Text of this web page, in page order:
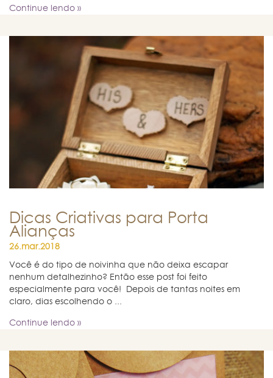
Continue lendo »
Dicas Criativas para Porta
Alianças
26.mar.2018
Você é do tipo de noivinha que não deixa escapar
nenhum detalhezinho? Então esse post foi feito
especialmente para você! Depois de tantas noites em
claro, dias escolhendo o ...
Continue lendo »